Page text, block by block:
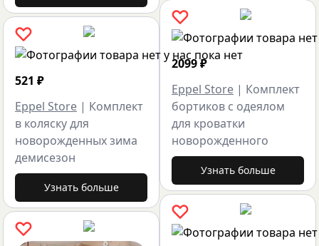
521 ₽
Eppel Store | Комплект
в коляску для
новорожденных зима
демисезон
Узнать больше
2099₽
Eppel Store | Комплект
бортиков с одеялом
для кроватки
новорожденного
Узнать больше